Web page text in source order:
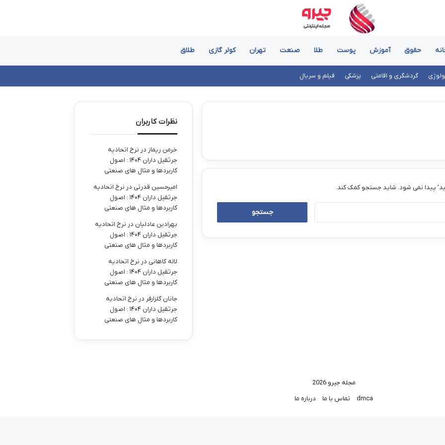
حقوق آموزش پوست طلا صنعت تهران کولر گازی طلاق
گردشگری و اقامتی پزشکی فیلم و سریال
پیدا نمی شود. شاید جستجو کمک کند.
نظرات کاربران
خرمن ریماز در نرخ اتحادیه
جرثقیل داران ۱۴۰۴ : اصول
کاربردها و مثال های صنعتی
امیرحسین قدرتی در نرخ اتحادیه
جرثقیل داران ۱۴۰۴ : اصول
کاربردها و مثال های صنعتی
بهرادین عادلیان در نرخ اتحادیه
جرثقیل داران ۱۴۰۴ : اصول
کاربردها و مثال های صنعتی
لاله کاهانی در نرخ اتحادیه
جرثقیل داران ۱۴۰۴ : اصول
کاربردها و مثال های صنعتی
جانان گلزارفر در نرخ اتحادیه
جرثقیل داران ۱۴۰۴ : اصول
کاربردها و مثال های صنعتی
مجله جیرو 2026
dmca
تماس با ما درباره ما